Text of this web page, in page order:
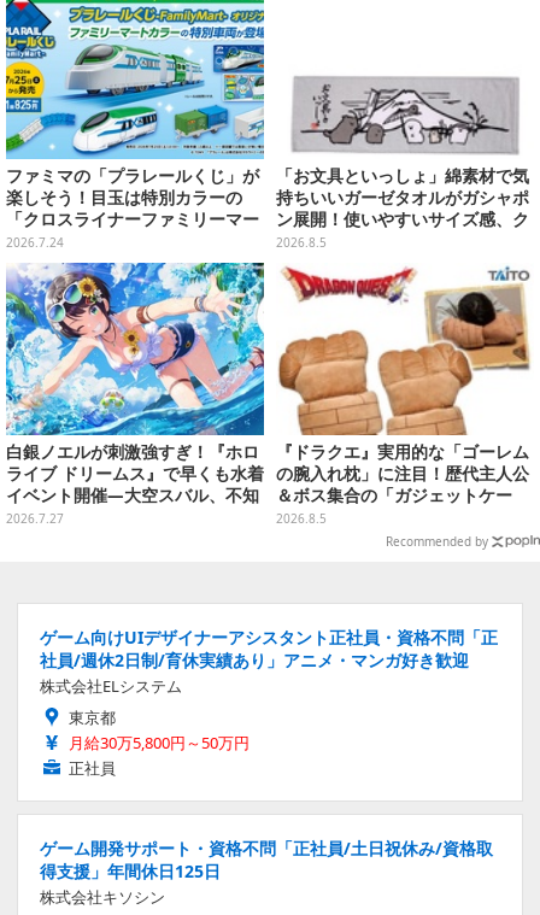
ファミマの「プラレールくじ」が
楽しそう！目玉は特別カラーの
「クロスライナーファミリーマー
ト号」、その他ライナップも注目
2026.7.24
「お文具といっしょ」綿素材で気
持ちいいガーゼタオルがガシャポ
ン展開！使いやすいサイズ感、ク
ールな和柄や可愛らしいお寿司な
ど全4種
2026.8.5
白銀ノエルが刺激強すぎ！『ホロ
ライブ ドリームス』で早くも水着
イベント開催―大空スバル、不知
火フレアら5人が夏の装いで登場
2026.7.27
『ドラクエ』実用的な「ゴーレム
の腕入れ枕」に注目！歴代主人公
＆ボス集合の「ガジェットケー
ス」ほか9プライズが8月順次展開
2026.8.5
Recommended by
ゲーム向けUIデザイナーアシスタント正社員・資格不問「正
社員/週休2日制/育休実績あり」アニメ・マンガ好き歓迎
株式会社ELシステム
東京都
月給30万5,800円～50万円
正社員
ゲーム開発サポート・資格不問「正社員/土日祝休み/資格取
得支援」年間休日125日
株式会社キソシン